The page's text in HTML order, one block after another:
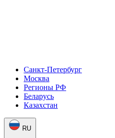
Санкт-Петербург
Москва
Регионы РФ
Беларусь
Казахстан
RU